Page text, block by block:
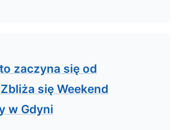
zaczyna się od
się Weekend
w Gdyni